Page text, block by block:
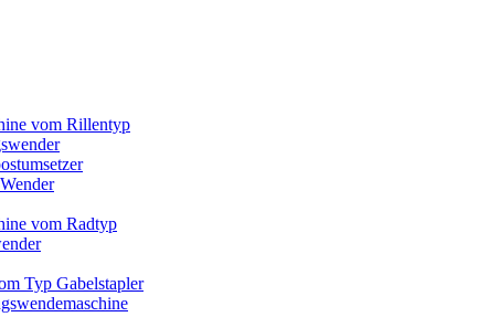
vom Rillentyp
vom Radtyp
Typ Gabelstapler